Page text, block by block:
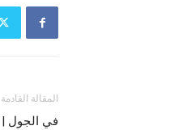
المقالة القادمة
في الجول |